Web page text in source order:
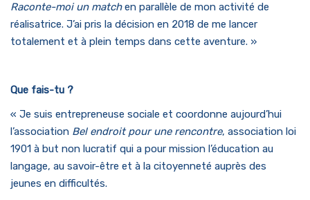
Raconte-moi un matchen parallèle de mon activité de
réalisatrice. J’ai pris la décision en 2018 de me lancer
totalement et à plein temps dans cette aventure. »
Que fais-tu ?
« Je suis entrepreneuse sociale et coordonne aujourd’hui
l’association Bel endroit pour une rencontre, association loi
1901 à but non lucratif qui a pour mission l’éducation au
langage, au savoir-être et à la citoyenneté auprès des
jeunes en difficultés.